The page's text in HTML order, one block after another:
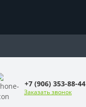
+7 (906) 353-88-44
Заказать звонок